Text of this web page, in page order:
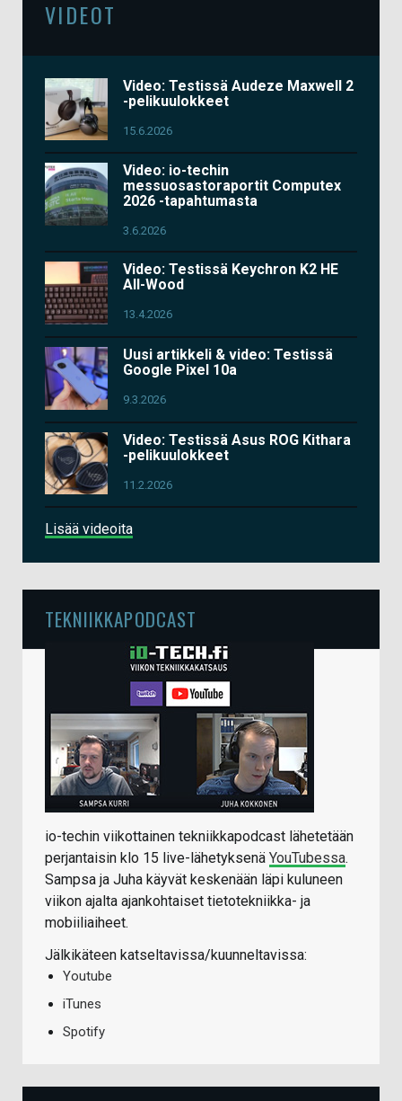
VIDEOT
Video: Testissä Audeze Maxwell 2
-pelikuulokkeet
15.6.2026
Video: io-techin
messuosastoraportit Computex
2026 -tapahtumasta
3.6.2026
Video: Testissä Keychron K2 HE
All-Wood
13.4.2026
Uusi artikkeli & video: Testissä
Google Pixel 10a
9.3.2026
Video: Testissä Asus ROG Kithara
-pelikuulokkeet
11.2.2026
Lisää videoita
TEKNIIKKAPODCAST
io-techin viikottainen tekniikkapodcast lähetetään
perjantaisin klo 15 live-lähetyksenä YouTubessa.
Sampsa ja Juha käyvät keskenään läpi kuluneen
viikon ajalta ajankohtaiset tietotekniikka- ja
mobiiliaiheet.
Jälkikäteen katseltavissa/kuunneltavissa:
Youtube
iTunes
Spotify